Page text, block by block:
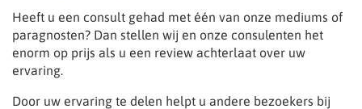
Heeft u een consult gehad met één van onze mediums of
paragnosten? Dan stellen wij en onze consulenten het
enorm op prijs als u een review achterlaat over uw
ervaring.
Door uw ervaring te delen helpt u andere bezoekers bij